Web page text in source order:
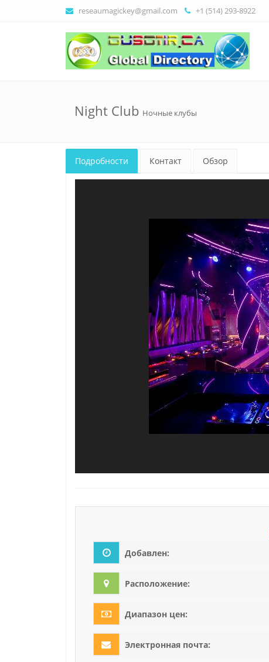
reseaumagickey@gmail.com +1 (514) 293-8922
Night Club Ночные клубы
Подробности Контакт Обзор
Добавлен:
Расположение:
Диапазон цен:
Электронная почта: